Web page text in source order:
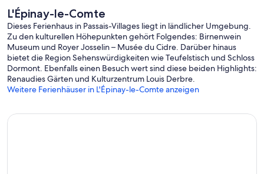
L'Épinay-le-Comte
Dieses Ferienhaus in Passais-Villages liegt in ländlicher Umgebung.
Zu den kulturellen Höhepunkten gehört Folgendes: Birnenwein
Museum und Royer Josselin – Musée du Cidre. Darüber hinaus
bietet die Region Sehenswürdigkeiten wie Teufelstisch und Schloss
Dormont. Ebenfalls einen Besuch wert sind diese beiden Highlights:
Renaudies Gärten und Kulturzentrum Louis Derbre.
Weitere Ferienhäuser in L'Épinay-le-Comte anzeigen